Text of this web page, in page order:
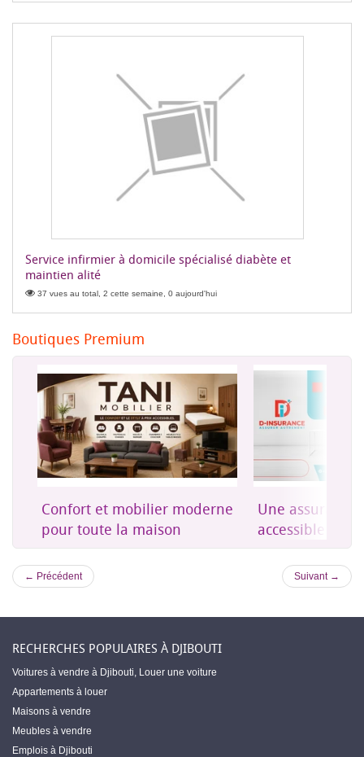
Service infirmier à domicile spécialisé diabète et
maintien alité
37 vues au total, 2 cette semaine, 0 aujourd'hui
Boutiques Premium
Confort et mobilier moderne
pour toute la maison
Une
accessible à
← Précédent Suivant →
RECHERCHES POPULAIRES À DJIBOUTI
Voitures à vendre à Djibouti, Louer une voiture
Appartements à louer
Maisons à vendre
Meubles à vendre
Emplois à Djibouti